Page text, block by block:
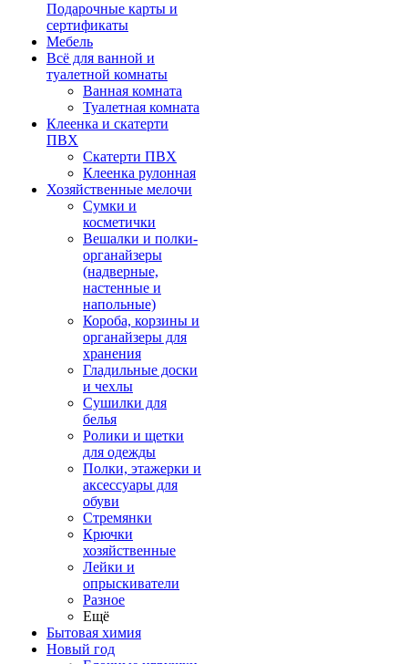
Подарочные карты и
сертификаты
Мебель
Всё для ванной и
туалетной комнаты
Ванная комната
Туалетная комната
Клеенка и скатерти
ПВХ
Скатерти ПВХ
Клеенка рулонная
Хозяйственные мелочи
Сумки и
косметички
Вешалки и полки-
органайзеры
(надверные,
настенные и
напольные)
Короба, корзины и
органайзеры для
хранения
Гладильные доски
и чехлы
Сушилки для
белья
Ролики и щетки
для одежды
Полки, этажерки и
аксессуары для
обуви
Стремянки
Крючки
хозяйственные
Лейки и
опрыскиватели
Разное
Ещё
Бытовая химия
Новый год